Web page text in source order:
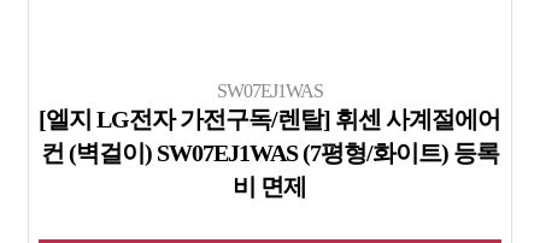
SW07EJ1WAS
[엘지 LG전자 가전구독/렌탈] 휘센 사계절에어
컨 (벽걸이) SW07EJ1WAS (7평형/화이트) 등록
비 면제